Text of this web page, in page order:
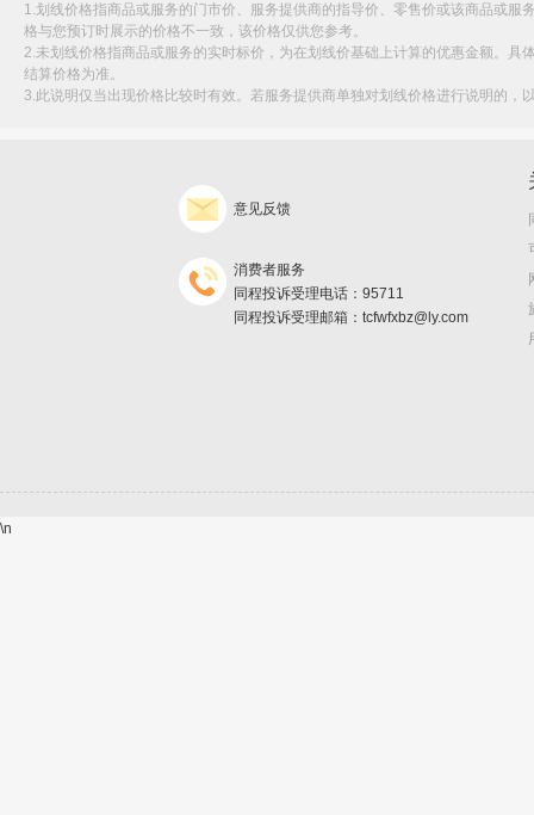
1.划线价格指商品或服务的门市价、服务提供商的指导价、零售价或该商品或
格与您预订时展示的价格不一致，该价格仅供您参考。
2.未划线价格指商品或服务的实时标价，为在划线价基础上计算的优惠金额。
结算价格为准。
3.此说明仅当出现价格比较时有效。若服务提供商单独对划线价格进行说明的
意见反馈
消费者服务
同程投诉受理电话：95711
同程投诉受理邮箱：tcfwfxbz@ly.com
\n